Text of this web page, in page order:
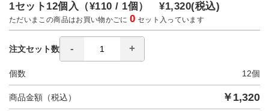
1セット12個入（¥110 / 1個）¥1,320(税込)
ただいまこの商品はお買い物かごに0 セット入っています
注文セット数
個数 12個
商品金額（税込） ￥ 1,320